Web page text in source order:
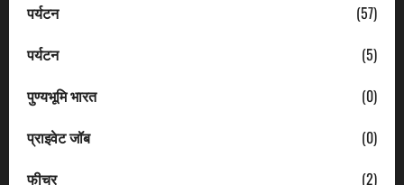
पर्यटन
(57)
पर्यटन
(5)
पुण्यभूमि भारत
(0)
प्राइवेट जॉब
(0)
फीचर
(2)